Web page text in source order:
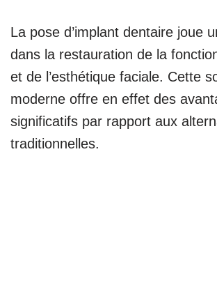
La pose d’implant dentaire joue
dans la restauration de la
et de l’esthétique faciale. Cette
moderne offre en effet des
significatifs par rapport aux
traditionnelles.